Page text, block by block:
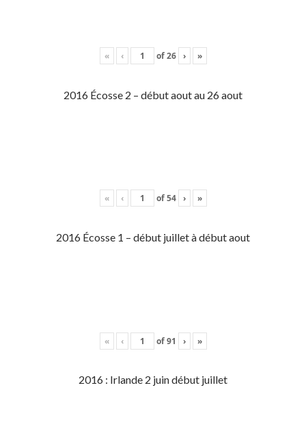
« ‹ of26 › »
2016 Écosse 2 – début aout au 26 aout
« ‹ of54 › »
2016 Écosse 1 – début juillet à début aout
« ‹ of91 › »
2016 : Irlande 2 juin début juillet